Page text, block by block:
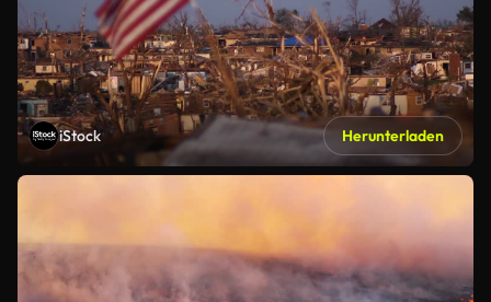
iStock Herunterladen